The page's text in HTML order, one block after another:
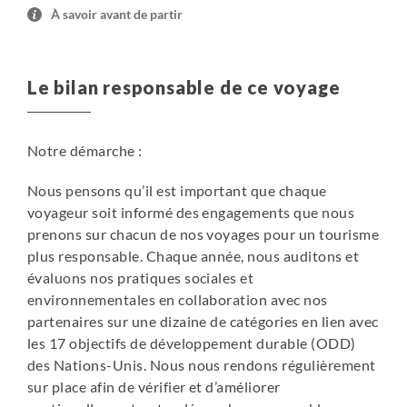
bouchons d’oreilles si vous êtes sensible au bruit.
Notre bateau, simple mais confortable, correspond à
l’esprit de nos voyages. Si vous cherchez de grandes
chaude, nos voyages ne sont pas pour vous. En revanche,
juste le confort indispensable, vous ne serez pas déçus.
Le bateau nous permet d’accéder à des lieux
inaccessibles par voie terrestre. Chaque jour, nous
partons pour des balades ou du snorkeling et chaque
soir, nous revenons à bord pour naviguer vers la
prochaine destination. Le bateau est privatisé et dispose
de cabines à lits doubles ou séparés, avec air
conditionné, salle de bain partagée (eau froide), draps et
serviettes fournis. Selon les dates et la taille du groupe, le
bateau peut changer. Nous faisons notre maximum pour
À savoir avant de partir
Le bilan responsable de ce voyage
Notre démarche :
Nous pensons qu’il est important que chaque
voyageur soit informé des engagements que nous
prenons sur chacun de nos voyages pour un tourisme
plus responsable. Chaque année, nous auditons et
évaluons nos pratiques sociales et
environnementales en collaboration avec nos
partenaires sur une dizaine de catégories en lien avec
les 17 objectifs de développement durable (ODD)
des Nations-Unis. Nous nous rendons régulièrement
sur place afin de vérifier et d’améliorer